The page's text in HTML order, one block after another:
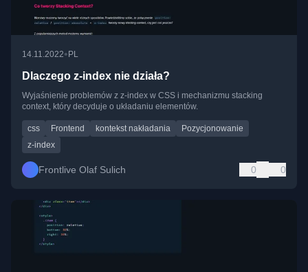
14.11.2022• PL
Dlaczego z-index nie działa?
Wyjaśnienie problemów z z-index w CSS i mechanizmu stacking
context, który decyduje o układaniu elementów.
css Frontend kontekst nakładania
Pozycjonowanie
z-index
Frontlive Olaf Sulich 0 0